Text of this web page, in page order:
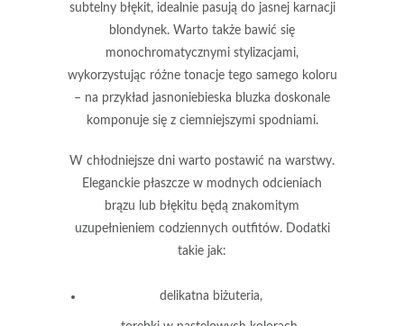
subtelny błękit, idealnie pasują do jasnej karnacji
blondynek. Warto także bawić się
monochromatycznymi stylizacjami,
wykorzystując różne tonacje tego samego koloru
– na przykład jasnoniebieska bluzka doskonale
komponuje się z ciemniejszymi spodniami.
W chłodniejsze dni warto postawić na warstwy.
Eleganckie płaszcze w modnych odcieniach
brązu lub błękitu będą znakomitym
uzupełnieniem codziennych outfitów. Dodatki
takie jak:
delikatna biżuteria,